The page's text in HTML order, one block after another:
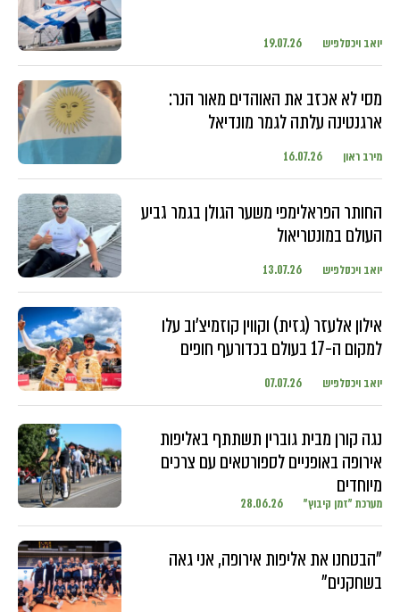
יואב ויכסלפיש 19.07.26
מסי לא אכזב את האוהדים מאור הנר:
ארגנטינה עלתה לגמר מונדיאל
מירב ראון 16.07.26
החותר הפראלימפי משער הגולן בגמר גביע
העולם במונטריאול
יואב ויכסלפיש 13.07.26
אילון אלעזר (גזית) וקווין קוזמיצ'וב עלו
למקום ה-17 בעולם בכדורעף חופים
יואב ויכסלפיש 07.07.26
נגה קורן מבית גוברין תשתתף באליפות
אירופה באופניים לספורטאים עם צרכים
מיוחדים
מערכת "זמן קיבוץ" 28.06.26
"הבטחנו את אליפות אירופה, אני גאה
בשחקנים"